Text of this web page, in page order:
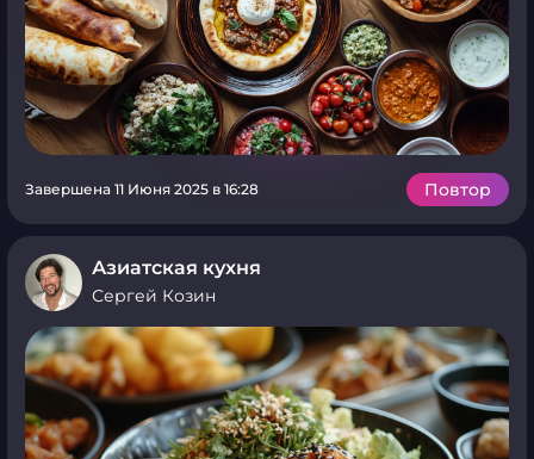
Завершена 11 Июня 2025 в 16:28 Повтор
Азиатская кухня
Сергей Козин